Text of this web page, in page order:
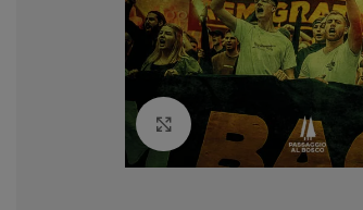
Clicca per ingrandire